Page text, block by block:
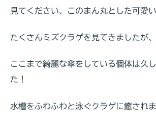
見てください、このまん丸とした可愛
たくさんミズクラゲを見てきましたが、
ここまで綺麗な傘をしている個体は久
た！
水槽をふわふわと泳ぐクラゲに癒され